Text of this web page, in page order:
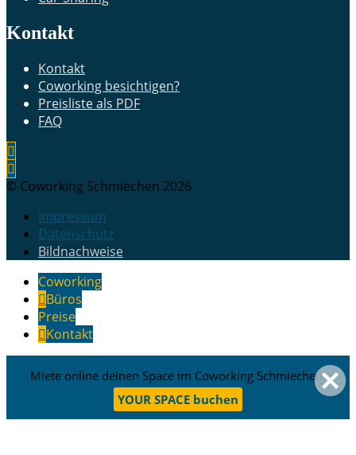
Kontakt
Kontakt
Coworking besichtigen?
Preisliste als PDF
FAQ
© Coworking Schmiechen 2026
Impressum
Datenschutz
Bildnachweise
Coworking
Büros
Preise
Kontakt
Miete online deinen Space im Coworking Schmiechen.
YOUR SPACE buchen